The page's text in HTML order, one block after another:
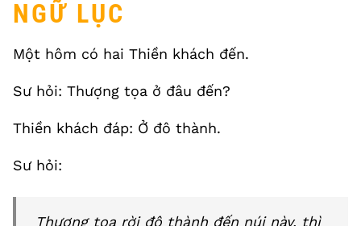
NGỮ LỤC
Một hôm có hai Thiền khách đến.
Sư hỏi: Thượng tọa ở đâu đến?
Thiền khách đáp: Ở đô thành.
Sư hỏi:
Thượng tọa rời đô thành đến núi này, thì